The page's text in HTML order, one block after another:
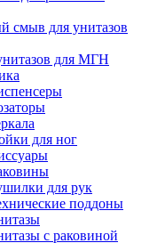
смыв для унитазов
для МГН
для ног
для рук
поддоны
с раковиной